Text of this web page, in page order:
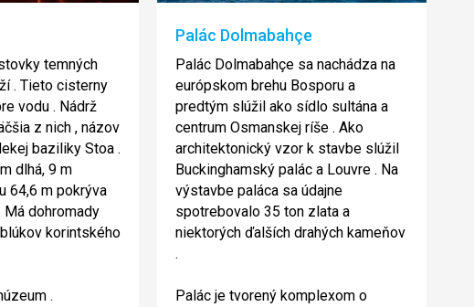
temných
. Tieto cisterny
vodu . Nádrž
z nich , názov
baziliky Stoa .
dlhá, 9 m
64,6 m pokrýva
Má dohromady
korintského
.
Palác Dolmabahçe
Palác Dolmabahçe sa nachádza na
európskom brehu Bosporu a
predtým slúžil ako sídlo sultána a
centrum Osmanskej ríše . Ako
architektonický vzor k stavbe slúžil
Buckinghamský palác a Louvre . Na
výstavbe paláca sa údajne
spotrebovalo 35 ton zlata a
niektorých ďalších drahých kameňov
.
Palác je tvorený komplexom o